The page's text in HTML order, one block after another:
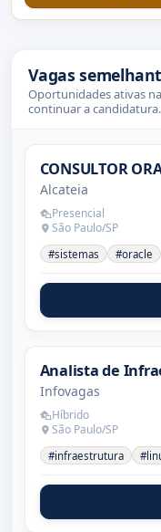
Vagas
Oportunidades ativas
continuar a candidatura.
CONSULTOR
Alcateia
Presencial
São Paulo/SP
#sistemas #oracle
Analista de
Infovagas
Híbrido
São Paulo/SP
#infraestrutura